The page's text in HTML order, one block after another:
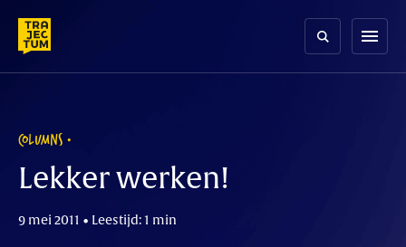
content
menu
COLUMNS
Lekker werken!
9 mei 2011 • Leestijd: 1 min